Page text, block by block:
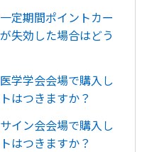
定期間ポイントカー
失効した場合はどう
学学会会場で購入し
はつきますか？
イン会会場で購入し
はつきますか？